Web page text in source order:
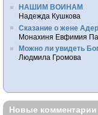
НАШИМ ВОИНАМ
Надежда Кушкова
Сказание о жене
Монахиня Евфимия
Можно ли увидеть
Людмила Громова
Новые комментарии